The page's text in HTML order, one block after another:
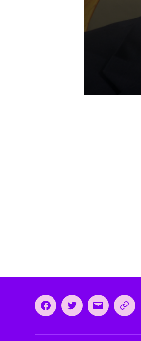
FacebookTwitterEmail CEEP
il